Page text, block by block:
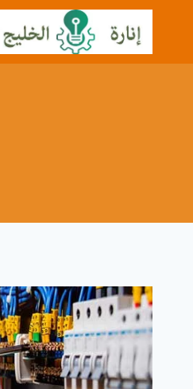
المحتوى